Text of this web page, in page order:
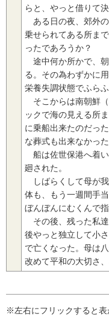
らと、やっと借りて
ある日の夜、郊外
乗せられてある所ま
ったであろうか？
途中何か所かで、
る。その為わずかに
栄養失調状態でふら
そこからは南朝鮮
ックで海の見える所
に乗船出来たのだっ
な葬式も出来なかっ
船は佐世保港へ着
廻された。
しばらくして母が
体も、もう一週間手
ぼんぼんにむくんで
その後、残った私
後やっと独立して小
で亡くなった。母は
改めて平和の大切さ
※左右にフリックすると表